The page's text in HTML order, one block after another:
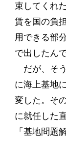
束してくれ
賃を国の負
用できる部
で出したんで
だが、そ
に海上基地
変した。そ
に就任した
「基地問題